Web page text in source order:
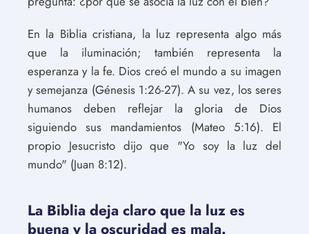
En la Biblia cristiana, la luz representa algo más
que la iluminación; también representa la
esperanza y la fe. Dios creó el mundo a su imagen
y semejanza (Génesis 1:26-27). A su vez, los seres
humanos deben reflejar la gloria de Dios
siguiendo sus mandamientos (Mateo 5:16). El
propio Jesucristo dijo que "Yo soy la luz del
mundo" (Juan 8:12).
La Biblia deja claro que la luz es
buena y la oscuridad es mala.